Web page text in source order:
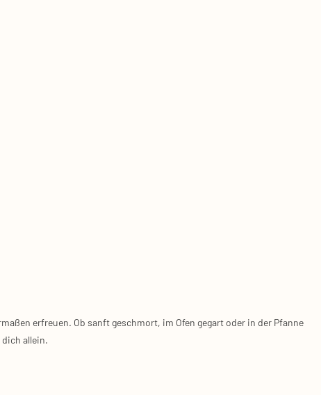
erfreu­en. Ob sanft geschmort, im Ofen gegart oder in der Pfan­ne
dich allein.